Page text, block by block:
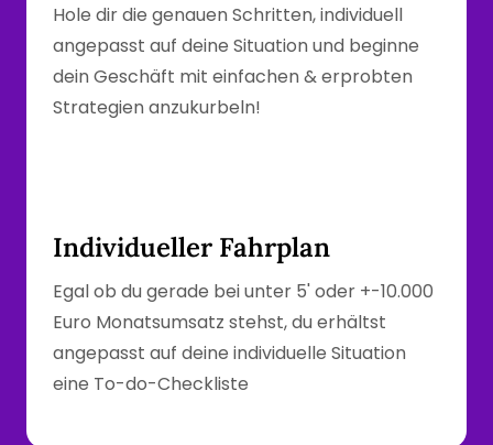
Hole dir die genauen Schritten, individuell
angepasst auf deine Situation und beginne
dein Geschäft mit einfachen & erprobten
Strategien anzukurbeln!
Individueller Fahrplan
Egal ob du gerade bei unter 5' oder +-10.000
Euro Monatsumsatz stehst, du erhältst
angepasst auf deine individuelle Situation
eine To-do-Checkliste